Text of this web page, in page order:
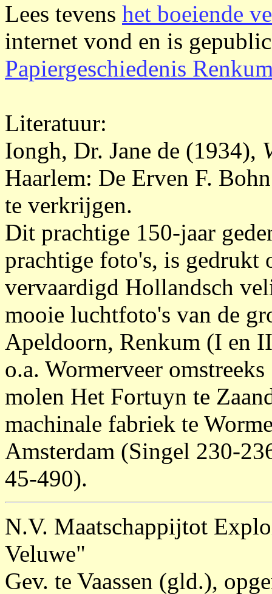
Lees tevens het boeiende
internet vond en is
Papiergeschiedenis
Literatuur:
Iongh, Dr. Jane de (1934),
Haarlem: De Erven F.
te verkrijgen.
Dit prachtige 150-jaar
prachtige foto's, is gedrukt
vervaardigd Hollandsch
mooie luchtfoto's van de
Apeldoorn, Renkum (I en
o.a. Wormerveer
molen Het Fortuyn te
machinale fabriek te
Amsterdam (Singel 230-
45-490).
N.V. Maatschappijtot
Veluwe"
Gev. te Vaassen (gld.),